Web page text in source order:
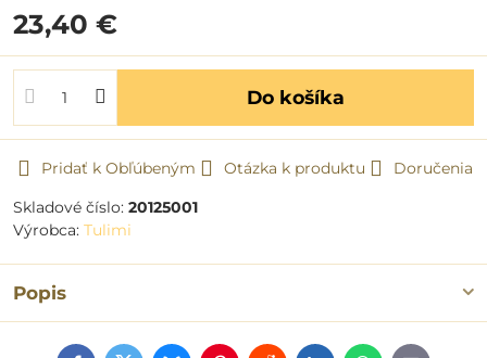
23,40 €
Do košíka
Pridať k Obľúbeným Otázka k produktu
Doručenia
Skladové číslo: 20125001
Výrobca: Tulimi
Popis